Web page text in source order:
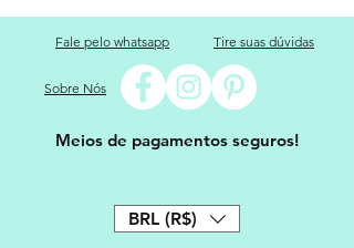
Fale pelo whatsapp Tire suas dúvidas
Sobre Nós
Meios de pagamentos seguros!
BRL (R$)